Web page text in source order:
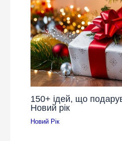
150+ ідей, що
Новий рік
Новий Рік